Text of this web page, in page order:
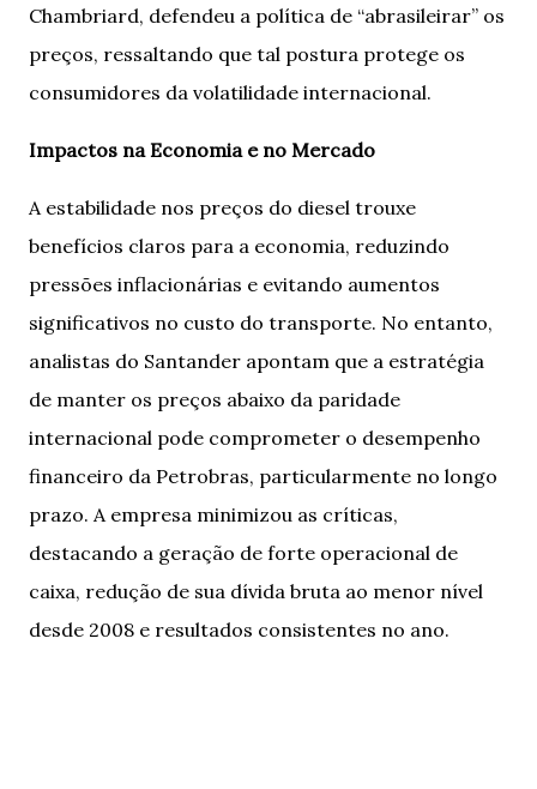
Chambriard, defendeu a política de “abrasileirar” os
preços, ressaltando que tal postura protege os
consumidores da volatilidade internacional.
Impactos na Economia e no Mercado
A estabilidade nos preços do diesel trouxe
benefícios claros para a economia, reduzindo
pressões inflacionárias e evitando aumentos
significativos no custo do transporte. No entanto,
analistas do Santander apontam que a estratégia
de manter os preços abaixo da paridade
internacional pode comprometer o desempenho
financeiro da Petrobras, particularmente no longo
prazo. A empresa minimizou as críticas,
destacando a geração de forte operacional de
caixa, redução de sua dívida bruta ao menor nível
desde 2008 e resultados consistentes no ano.